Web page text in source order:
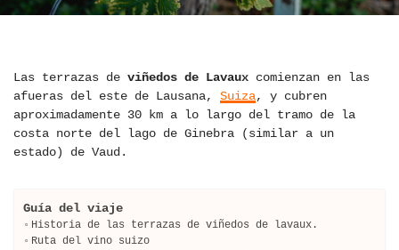
Las terrazas de viñedos de Lavaux comienzan en las
afueras del este de Lausana, Suiza, y cubren
aproximadamente 30 km a lo largo del tramo de la
costa norte del lago de Ginebra (similar a un
estado) de Vaud.
Guía del viaje
Historia de las terrazas de viñedos de lavaux.
Ruta del vino suizo